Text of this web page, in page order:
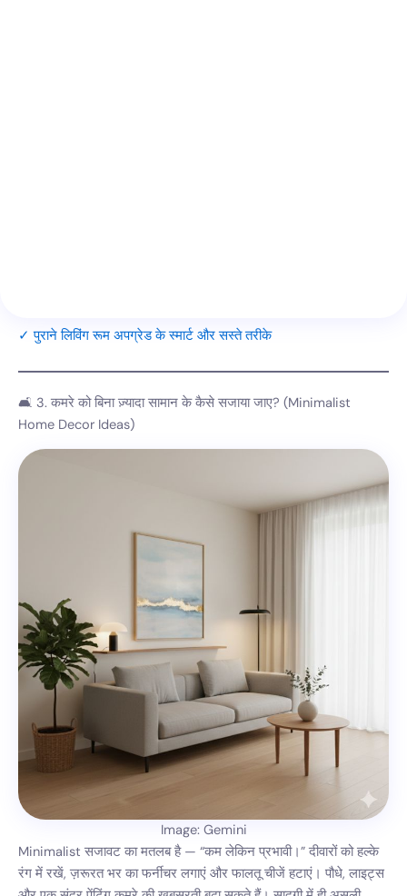
✓ पुराने लिविंग रूम अपग्रेड के स्मार्ट और सस्ते तरीके
🛋️ 3. कमरे को बिना ज़्यादा सामान के कैसे सजाया जाए? (Minimalist
Home Decor Ideas)
Image: Gemini
Minimalist सजावट का मतलब है — “कम लेकिन प्रभावी।” दीवारों को हल्के
रंग में रखें, ज़रूरत भर का फर्नीचर लगाएं और फालतू चीजें हटाएं। पौधे, लाइट्स